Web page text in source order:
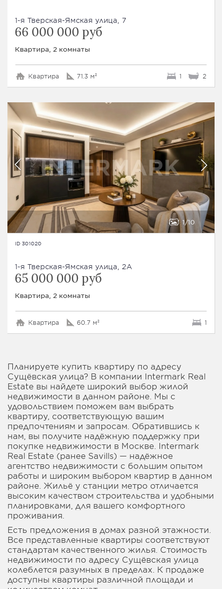
1-я Тверская-Ямская улица, 7
66 000 000 руб
Квартира, 2 комнаты
Квартира 71.3 м² 1 2
1 10
ID 301020
1-я Тверская-Ямская улица, 2А
65 000 000 руб
Квартира, 2 комнаты
Квартира 60.7 м² 1
Планируете купить квартиру по адресу
Сущёвская улица? В компании Intermark Real
Estate вы найдете широкий выбор жилой
недвижимости в данном районе. Мы с
удовольствием поможем вам выбрать
квартиру, соответствующую вашим
предпочтениям и запросам. Обратившись к
нам, вы получите надёжную поддержку при
покупке недвижимости в Москве. Intermark
Real Estate (ранее Savills) — надёжное
агентство недвижимости с большим опытом
работы и широким выбором квартир в данном
районе. Жильё у станции метро отличается
высоким качеством строительства и удобными
планировками, для вашего комфортного
проживания.
Есть предложения в домах разной этажности.
Все представленные квартиры соответствуют
стандартам качественного жилья. Стоимость
недвижимости по адресу Сущёвская улица
колеблется разумных в пределах. К продаже
доступны квартиры различной площади и